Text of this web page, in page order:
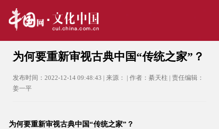
为何要重新审视古典中国“传统之家”？
发布时间：2022-12-14 09:48:43 | 来源： | 作者：綦天柱 | 责任编辑：
姜一平
为何要重新审视古典中国“传统之家”？